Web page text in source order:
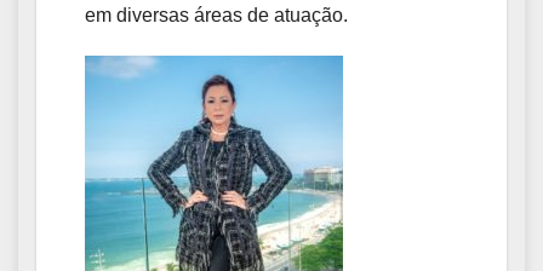
em diversas áreas de atuação.